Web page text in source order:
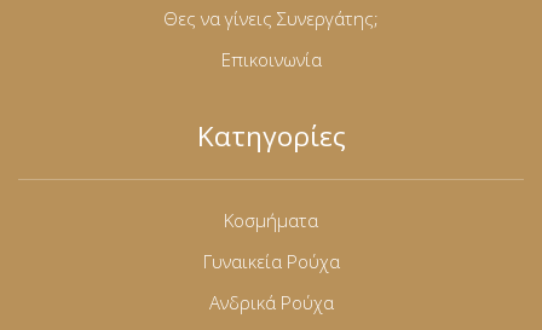
Θες να γίνεις Συνεργάτης;
Επικοινωνία
Κατηγορίες
Κοσμήματα
Γυναικεία Ρούχα
Ανδρικά Ρούχα